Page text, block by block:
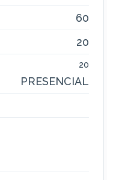
60
20
20
PRESENCIAL